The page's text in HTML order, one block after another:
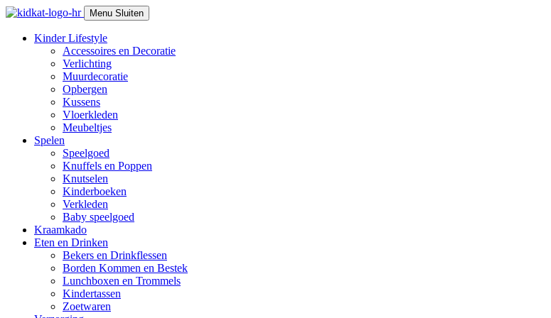
Skip
content
Menu Sluiten
Kinder Lifestyle
Accessoires en Decoratie
Verlichting
Muurdecoratie
Opbergen
Kussens
Vloerkleden
Meubeltjes
Spelen
Speelgoed
Knuffels en Poppen
Knutselen
Kinderboeken
Verkleden
Baby speelgoed
Kraamkado
Eten en Drinken
Bekers en Drinkflessen
Borden Kommen en Bestek
Lunchboxen en Trommels
Kindertassen
Zoetwaren